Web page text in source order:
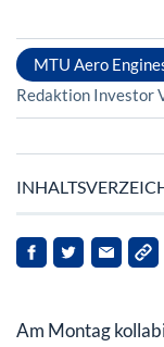
MTU Aero
Redaktion Investor
Die Folge:
Am Montag